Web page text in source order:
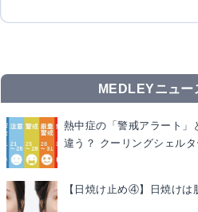
MEDLEYニュー
熱中症の「警戒アラート」
違う？ クーリングシェルタ
【日焼け止め④】日焼けは